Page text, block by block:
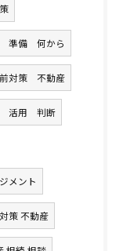
準備 何から
対策 不動産
活用 判断
メント
策 不動産